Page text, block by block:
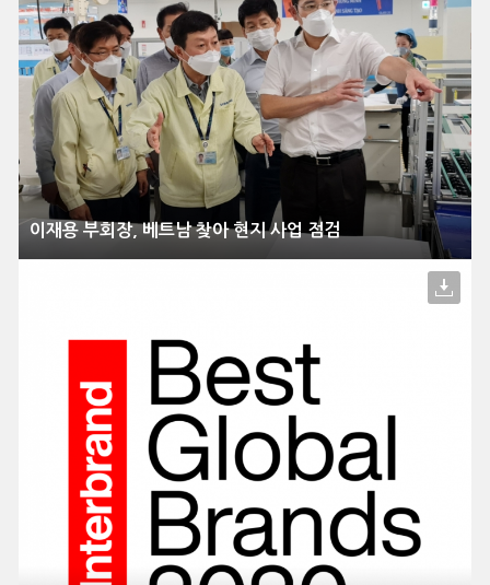
이재용 부회장, 베트남 찾아 현지 사업 점검